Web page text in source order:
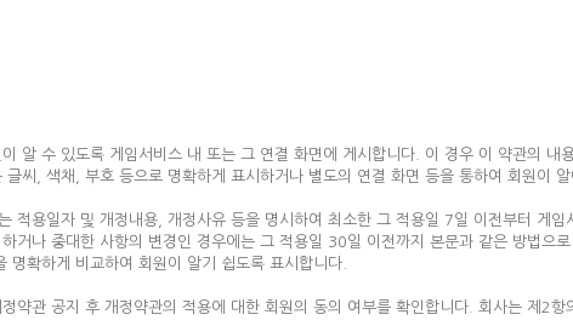
알 수 있도록 게임서비스 내 또는 그 연결 화면에 게시합니다. 이 경우 이 약관의 내
씨, 색채, 부호 등으로 명확하게 표시하거나 별도의 연결 화면 등을 통하여 회원이 알
적용일자 및 개정내용, 개정사유 등을 명시하여 최소한 그 적용일 7일 이전부터 게
거나 중대한 사항의 변경인 경우에는 그 적용일 30일 이전까지 본문과 같은 방법으
명확하게 비교하여 회원이 알기 쉽도록 표시합니다.
약관 공지 후 개정약관의 적용에 대한 회원의 동의 여부를 확인합니다. 회사는 제2